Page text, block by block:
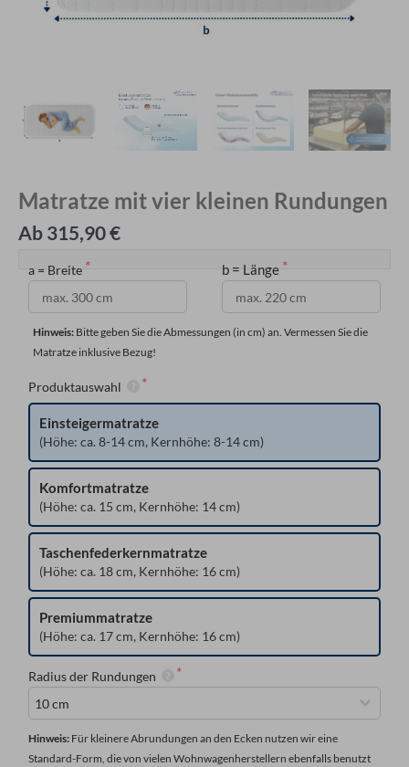
Matratze mit vier kleinen Rundungen
Ab 315,90 €
a = Breite b = Länge
Hinweis: Bitte geben Sie die Abmessungen (in cm) an. Vermessen Sie die
Matratze inklusive Bezug!
Produktauswahl
Einsteigermatratze
(Höhe: ca. 8-14 cm, Kernhöhe: 8-14 cm)
Komfortmatratze
(Höhe: ca. 15 cm, Kernhöhe: 14 cm)
Taschenfederkernmatratze
(Höhe: ca. 18 cm, Kernhöhe: 16 cm)
Premiummatratze
(Höhe: ca. 17 cm, Kernhöhe: 16 cm)
Radius der Rundungen
Hinweis: Für kleinere Abrundungen an den Ecken nutzen wir eine
Standard-Form, die von vielen Wohnwagenherstellern ebenfalls benutzt